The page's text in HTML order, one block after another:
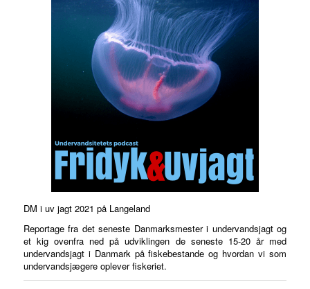
DM i uv jagt 2021 på Langeland
Reportage fra det seneste Danmarksmester i undervandsjagt og
et kig ovenfra ned på udviklingen de seneste 15-20 år med
undervandsjagt i Danmark på fiskebestande og hvordan vi som
undervandsjægere oplever fiskeriet.